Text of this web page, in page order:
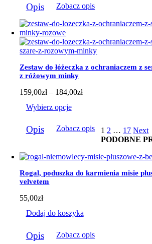
do
produkt
ma
wiele
wariantów.
Opcje
można
wybrać
na
stronie
produktu
Opis Zobacz opis
Zestaw do łóżeczka z ochraniaczem z
z różowym minky
159,00zł – 184,00złZakres
do
184,00zł
Wybierz opcje
produkt
wariantów.
można
wybrać
na
stronie
produktu
Opis Zobacz opis 1 2 … 17 Next
PODOBNE
Rogal, poduszka do karmienia misie
velvetem
55,00zł
Dodaj do koszyka
Opis Zobacz opis